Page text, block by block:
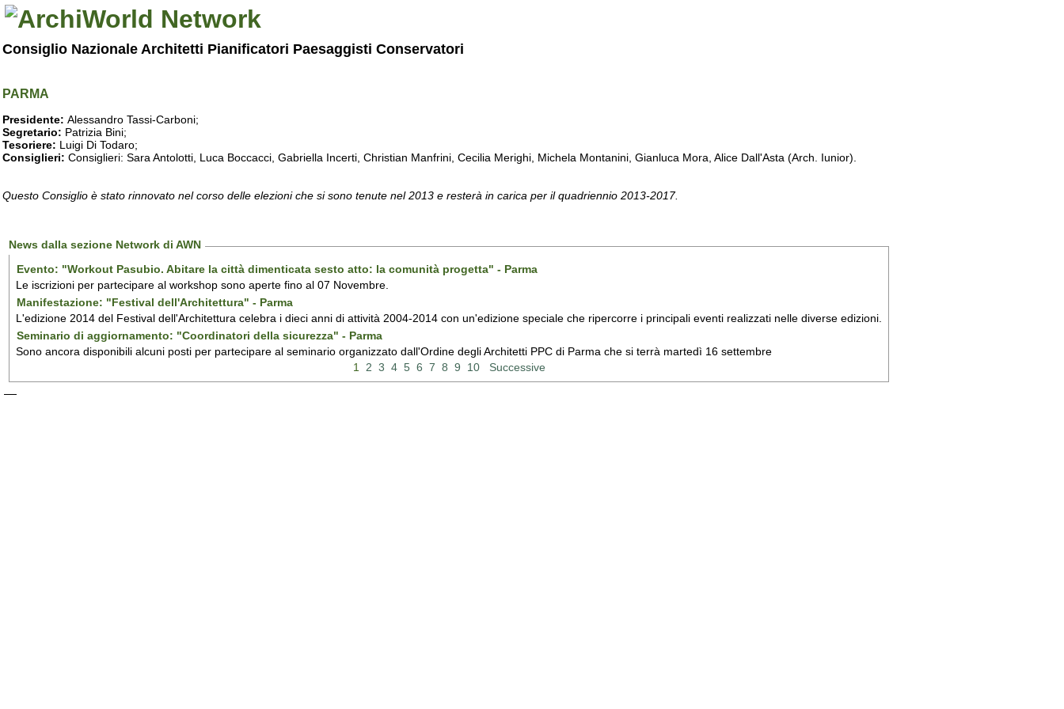
Consiglio Nazionale Architetti Pianificatori Paesaggisti Conservatori
PARMA
Presidente: Alessandro Tassi-Carboni;
Segretario: Patrizia Bini;
Tesoriere: Luigi Di Todaro;
Consiglieri: Consiglieri: Sara Antolotti, Luca Boccacci, Gabriella Incerti, Christian Manfrini, Cecilia Merighi, Michela Montanini, Gianluca Mora, Alice Dall'Asta (Arch. Iunior).
Questo Consiglio è stato rinnovato nel corso delle elezioni che si sono tenute nel 2013 e resterà in carica per il quadriennio 2013-2017.
News dalla sezione Network di AWN
Evento: "Workout Pasubio. Abitare la città dimenticata sesto atto: la comunità progetta" - Parma
Le iscrizioni per partecipare al workshop sono aperte fino al 07 Novembre.
Manifestazione: "Festival dell'Architettura" - Parma
L'edizione 2014 del Festival dell'Architettura celebra i dieci anni di attività 2004-2014 con un'edizione speciale che ripercorre i principali eventi realizzati nelle diverse edizioni.
Seminario di aggiornamento: "Coordinatori della sicurezza" - Parma
Sono ancora disponibili alcuni posti per partecipare al seminario organizzato dall'Ordine degli Architetti PPC di Parma che si terrà martedì 16 settembre
1
2 3 4 5 6 7 8 9 10 Successive